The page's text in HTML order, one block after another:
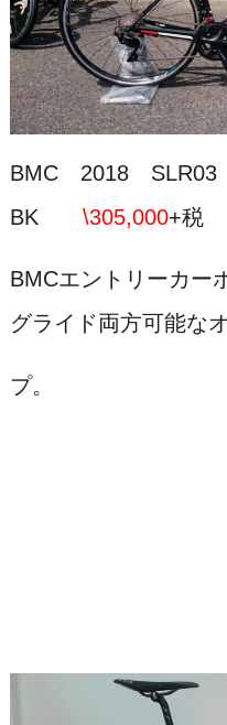
BMC 2018
BK \305,000+税
BMCエントリーカー
グライド両方可能な
プ。